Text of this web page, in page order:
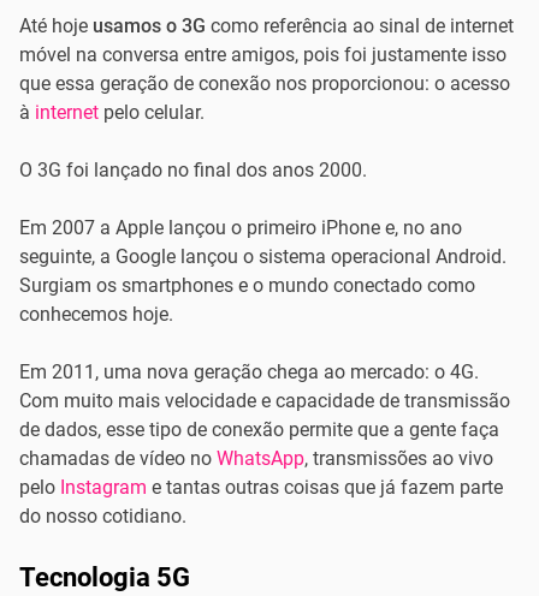
Até hoje usamos o 3G como referência ao sinal de internet
móvel na conversa entre amigos, pois foi justamente isso
que essa geração de conexão nos proporcionou: o acesso
à internet pelo celular.
O 3G foi lançado no final dos anos 2000.
Em 2007 a Apple lançou o primeiro iPhone e, no ano
seguinte, a Google lançou o sistema operacional Android.
Surgiam os smartphones e o mundo conectado como
conhecemos hoje.
Em 2011, uma nova geração chega ao mercado: o 4G.
Com muito mais velocidade e capacidade de transmissão
de dados, esse tipo de conexão permite que a gente faça
chamadas de vídeo no WhatsApp, transmissões ao vivo
pelo Instagram e tantas outras coisas que já fazem parte
do nosso cotidiano.
Tecnologia 5G